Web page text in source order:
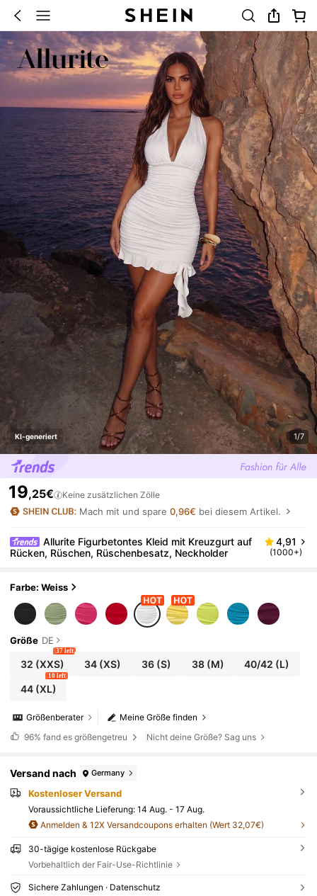
KI-generiert 1/7
19,25€ Keine zusätzlichen Zölle
Mach mit und spare0,96€ bei diesem Artikel.
Allurite Figurbetontes Kleid mit Kreuzgurt auf
Rücken, Rüschen, Rüschenbesatz, Neckholder
4,91
(1000+)
Farbe: Weiss
Größe DE
32 (XXS)
37 left
34 (XS) 36(S) 38(M) 40/42 (L)
44(XL)
10 left
Meine Größe finden
Größenberater
96% fand es größengetreu Nicht deine Größe? Sag uns
Versand nach Germany
Kostenloser Versand
Voraussichtliche Lieferung: 14 Aug. - 17 Aug.
Anmelden & 12X Versandcoupons erhalten (Wert 32,07€)
30-tägige kostenlose Rückgabe
Vorbehaltlich der Fair-Use-Richtlinie
Sichere Zahlungen · Datenschutz